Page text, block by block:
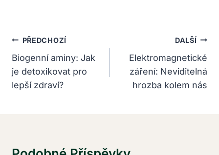
Navigace
Pro
Příspěvek
PŘEDCHOZÍ
Biogenní aminy: Jak
je detoxikovat pro
lepší zdraví?
DALŠÍ
Elektromagnetické
záření: Neviditelná
hrozba kolem nás